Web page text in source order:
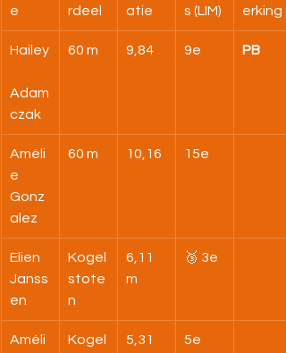
e
rdeel
atie
s (LIM)
erking
Hailey
Adam
czak
60 m 9,84 9e PB
Améli
e
Gonz
alez
60 m 10,16 15e
Elien
Janss
en
Kogel
stote
n
6,11
m
🥉 3e
Améli
Kogel
5,31
5e